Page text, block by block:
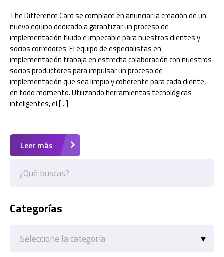
The Difference Card se complace en anunciar la creación de un
nuevo equipo dedicado a garantizar un proceso de
implementación fluido e impecable para nuestros clientes y
socios corredores. El equipo de especialistas en
implementación trabaja en estrecha colaboración con nuestros
socios productores para impulsar un proceso de
implementación que sea limpio y coherente para cada cliente,
en todo momento. Utilizando herramientas tecnológicas
inteligentes, el [...]
Leer más
Categorías